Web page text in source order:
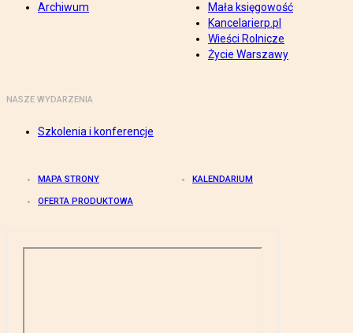
Archiwum
Mała księgowość
Kancelarierp.pl
Wieści Rolnicze
Życie Warszawy
NASZE WYDARZENIA
Szkolenia i konferencje
MAPA STRONY KALENDARIUM
OFERTA PRODUKTOWA